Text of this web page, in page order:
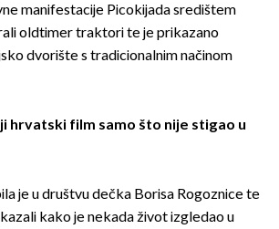
manifestacije Picokijada središtem
oldtimer traktori te je prikazano
dvorište s tradicionalnim načinom
hrvatski film samo što nije stigao u
je u društvu dečka Borisa Rogoznice te
kako je nekada život izgledao u